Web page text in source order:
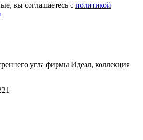
вы соглашаетесь с политикой
угла фирмы Идеал, коллекция